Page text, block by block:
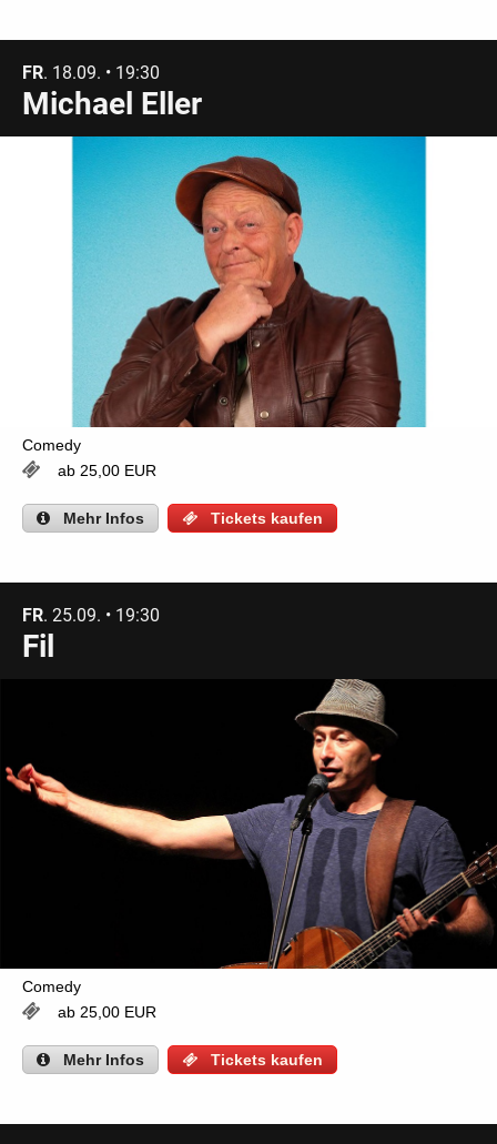
FR. 18.09. • 19:30
Michael Eller
Comedy
ab 25,00 EUR
Mehr Infos Tickets kaufen
FR. 25.09. • 19:30
Fil
Comedy
ab 25,00 EUR
Mehr Infos Tickets kaufen